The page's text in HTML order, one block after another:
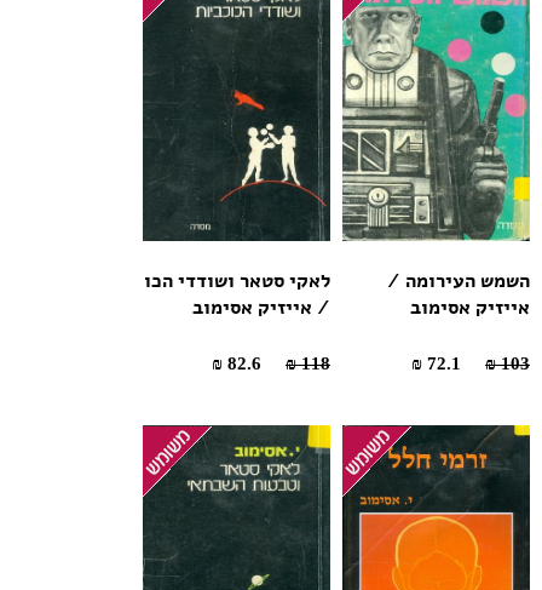
השמש העירומה /
אייזיק אסימוב
103 ₪
לאקי סטאר ושודדי הכו
/ אייזיק אסימוב
118 ₪